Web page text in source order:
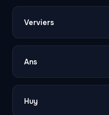
Verviers
Ans
Huy